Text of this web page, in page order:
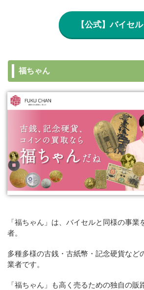
【公式】バイセル
福ちゃん
「福ちゃん」は、バイセルと同様の事業
者。
多種多様の古銭・古紙幣・記念硬貨など
業者です。
「福ちゃん」も高く売るための独自の販